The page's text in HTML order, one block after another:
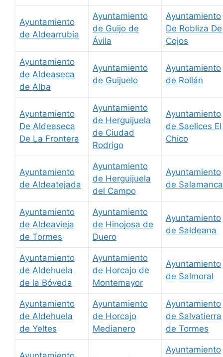
Ayuntamiento
de Aldearrubia
Ayuntamiento
de Guijo de
Ávila
Ayuntamiento
De Robliza De
Cojos
Ayuntamiento
de Aldeaseca
de Alba
Ayuntamiento
de Guijuelo
Ayuntamiento
de Rollán
Ayuntamiento
De Aldeaseca
De La Frontera
Ayuntamiento
de Herguijuela
de Ciudad
Rodrigo
Ayuntamiento
de Saelices El
Chico
Ayuntamiento
de Aldeatejada
Ayuntamiento
de Herguijuela
del Campo
Ayuntamiento
de Salamanca
Ayuntamiento
de Aldeavieja
de Tormes
Ayuntamiento
de Hinojosa de
Duero
Ayuntamiento
de Saldeana
Ayuntamiento
de Aldehuela
de la Bóveda
Ayuntamiento
de Horcajo de
Montemayor
Ayuntamiento
de Salmoral
Ayuntamiento
de Aldehuela
de Yeltes
Ayuntamiento
de Horcajo
Medianero
Ayuntamiento
de Salvatierra
de Tormes
Ayuntamiento